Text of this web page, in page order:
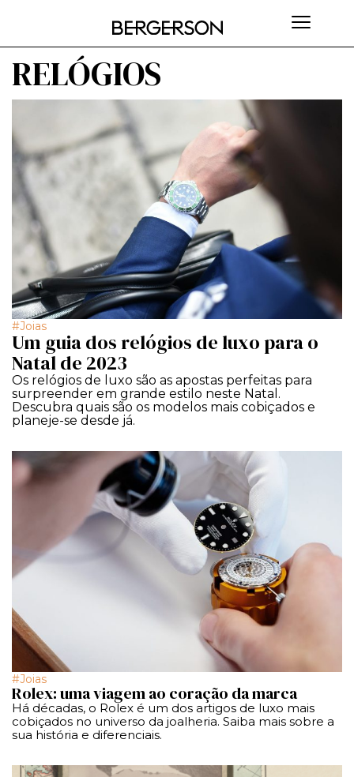
RELÓGIOS
Joias
Um guia dos relógios de luxo para o
Natal de 2023
Os relógios de luxo são as apostas perfeitas para
surpreender em grande estilo neste Natal.
Descubra quais são os modelos mais cobiçados e
planeje-se desde já.
Joias
Rolex: uma viagem ao coração da marca
Há décadas, o Rolex é um dos artigos de luxo mais
cobiçados no universo da joalheria. Saiba mais sobre a
sua história e diferenciais.